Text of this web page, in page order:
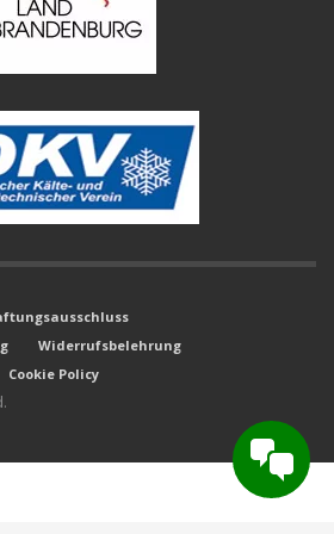
Widerrufsbelehrung
Cookie Policy